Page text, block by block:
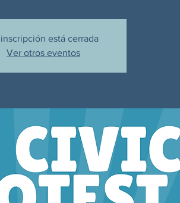
inscripción está cerrada
Ver otros eventos